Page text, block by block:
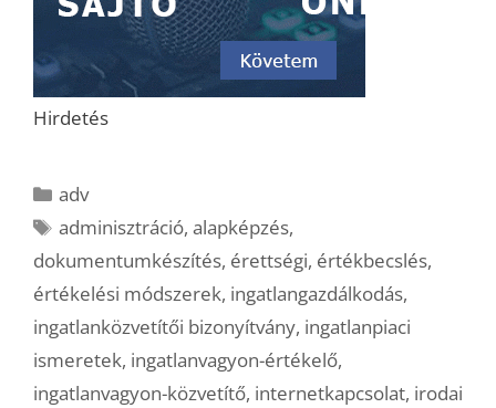
Hirdetés
Kategória
adv
Címkék
adminisztráció,alapképzés,
dokumentumkészítés, érettségi, értékbecslés,
értékelési módszerek, ingatlangazdálkodás,
ingatlanközvetítői bizonyítvány, ingatlanpiaci
ismeretek, ingatlanvagyon-értékelő,
ingatlanvagyon-közvetítő, internetkapcsolat, irodai